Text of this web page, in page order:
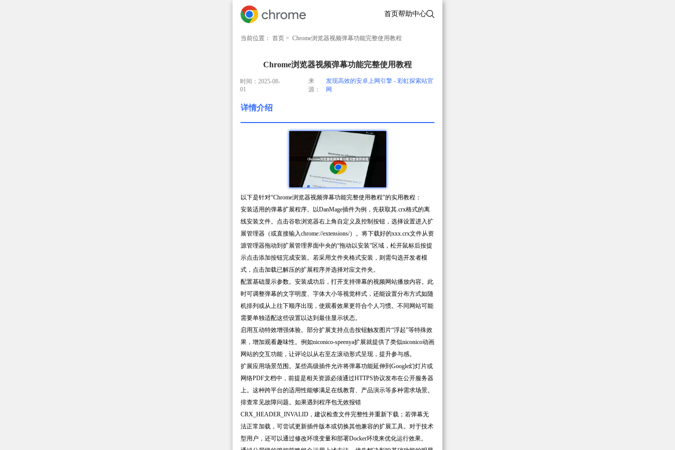
首页帮助中心
当前位置： 首页 > Chrome浏览器视频弹幕功能完整使用教程
Chrome浏览器视频弹幕功能完整使用教程
时间：2025-08-
01
来
源：
发现高效的安卓上网引擎 - 彩虹探索站官
网
详情介绍
以下是针对“Chrome浏览器视频弹幕功能完整使用教程”的实用教程：
安装适用的弹幕扩展程序。以DanMage插件为例，先获取其.crx格式的离
线安装文件。点击谷歌浏览器右上角自定义及控制按钮，选择设置进入扩
展管理器（或直接输入chrome://extensions/）。将下载好的xxx.crx文件从资
源管理器拖动到扩展管理界面中央的“拖动以安装”区域，松开鼠标后按提
示点击添加按钮完成安装。若采用文件夹格式安装，则需勾选开发者模
式，点击加载已解压的扩展程序并选择对应文件夹。
配置基础显示参数。安装成功后，打开支持弹幕的视频网站播放内容。此
时可调整弹幕的文字明度、字体大小等视觉样式，还能设置分布方式如随
机排列或从上往下顺序出现，使观看效果更符合个人习惯。不同网站可能
需要单独适配这些设置以达到最佳显示状态。
启用互动特效增强体验。部分扩展支持点击按钮触发图片“浮起”等特殊效
果，增加观看趣味性。例如niconico-speenya扩展就提供了类似niconico动画
网站的交互功能，让评论以从右至左滚动形式呈现，提升参与感。
扩展应用场景范围。某些高级插件允许将弹幕功能延伸到Google幻灯片或
网络PDF文档中，前提是相关资源必须通过HTTPS协议发布在公开服务器
上。这种跨平台的适用性能够满足在线教育、产品演示等多种需求场景。
排查常见故障问题。如果遇到程序包无效报错
CRX_HEADER_INVALID，建议检查文件完整性并重新下载；若弹幕无
法正常加载，可尝试更新插件版本或切换其他兼容的扩展工具。对于技术
型用户，还可以通过修改环境变量和部署Docker环境来优化运行效果。